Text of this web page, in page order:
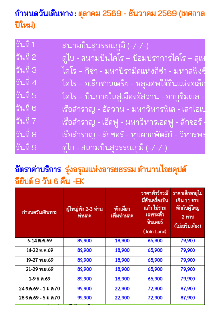
กำหนดวันเดินทาง : ตุลาคม 2569 - ธันวาคม 2569 (เทศกาล
ปีใหม่)
วันที่ 1
สนามบินสุวรรณภูมิ (-/-/-)
วันที่ 2
ดูไบ - สนามบินไคโร – ป้อมปราการไคโร – สุเห
วันที่ 3
ไคโร – กิซ่า - มหาปิรามิดแห่งกิซ่า - มหาสฟิงซ์ -
วันที่ 4
ไคโร – อเล็กซานเดรีย - หลุมศพใต้ดินแห่งอเล็กซ
วันที่ 5
ไคโร – บินภายในสู่เมืองอัสวาน - อาบูซิมเบล -
วันที่ 6
เรือสำราญ - อัสวาน - มหาวิหารฟิเล - เสาโอเบ
วันที่ 7
เรือสำราญ - เอ็ดฟู - มหาวิหารเอดฟู - ลักซอร์ -
วันที่ 8
เรือสำราญ - ลักซอร์ - หุบผากษัตริย์ - วิหารพระน
วันที่ 9
ดูไบ - สนามบินสุวรรณภูมิ (-/-/-)
อัตราค่าบริการ รุ่งอรุณแห่งอารยธรรม ตำนานไอยคุปต์
อียิปต์ 9 วัน 6 คืน -EK